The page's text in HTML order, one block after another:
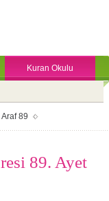
Kuran Okulu
Araf 89
89. Ayet